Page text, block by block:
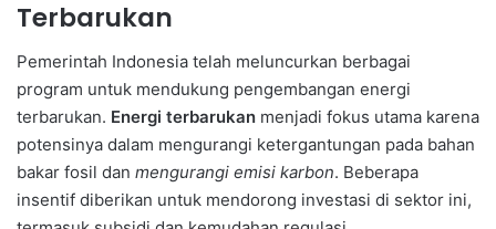
Terbarukan
Pemerintah Indonesia telah meluncurkan berbagai
program untuk mendukung pengembangan energi
terbarukan. Energi terbarukan menjadi fokus utama karena
potensinya dalam mengurangi ketergantungan pada bahan
bakar fosil dan mengurangi emisi karbon. Beberapa
insentif diberikan untuk mendorong investasi di sektor ini,